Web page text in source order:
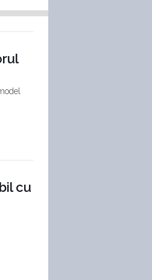
cu